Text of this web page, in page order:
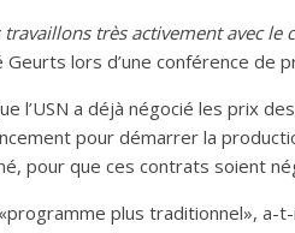
travaillons très activement avec
Geurts lors d’une conférence de
l’USN a déjà négocié les prix
pour démarrer la
pour que ces contrats soient
plus traditionnel»,